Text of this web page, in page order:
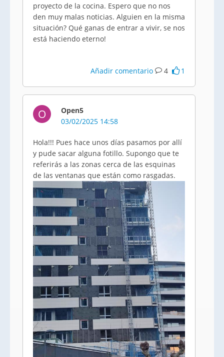
proyecto de la cocina. Espero que no nos
den muy malas noticias. Alguien en la misma
situación? Qué ganas de entrar a vivir, se nos
está haciendo eterno!
Añadir comentario 4 1
O
Open5
03/02/2025 14:58
Hola!!! Pues hace unos días pasamos por allí
y pude sacar alguna fotillo. Supongo que te
referirás a las zonas cerca de las esquinas
de las ventanas que están como rasgadas.